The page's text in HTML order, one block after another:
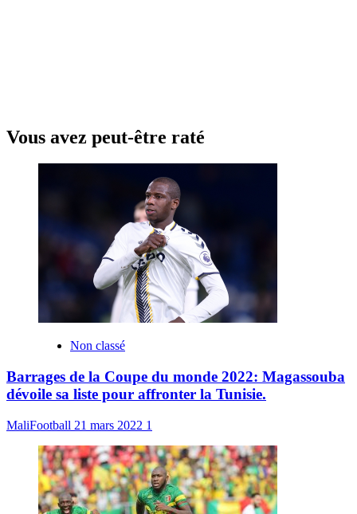
Vous avez peut-être raté
Non classé
Barrages de la Coupe du monde 2022: Magassouba
dévoile sa liste pour affronter la Tunisie.
MaliFootball 21 mars 2022 1